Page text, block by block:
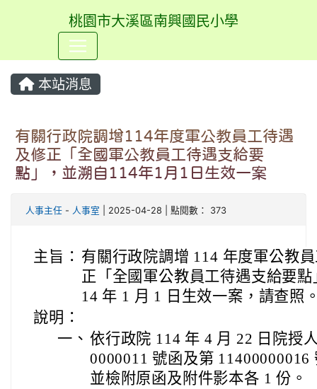
桃園市大溪區南興國民小學
本站消息
有關行政院調增114年度軍公教員工待遇
及修正「全國軍公教員工待遇支給要
點」，並溯自114年1月1日生效一案
人事主任 - 人事室 | 2025-04-28 | 點閱數： 373
主旨： 有關行政院調增 114 年度軍公教
正「全國軍公教員工待遇支給要
14 年 1 月 1 日生效一案，請查照
說明：
一、 依行政院 114 年 4 月 22 日院授
0000011 號函及第 11400000016
並檢附原函及附件影本各 1 份。